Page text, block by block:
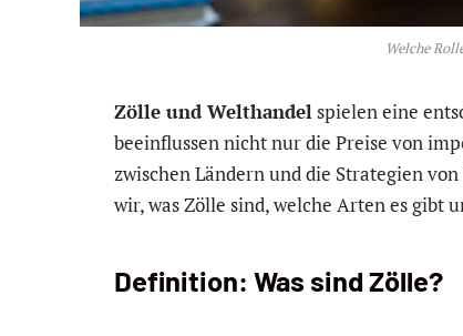
Welche
Zölle und Welthandelspielen eine
beeinflussen nicht nur die Preise von
zwischen Ländern und die Strategien
wir, was Zölle sind, welche Arten es gibt
Definition: Was sind Zölle?